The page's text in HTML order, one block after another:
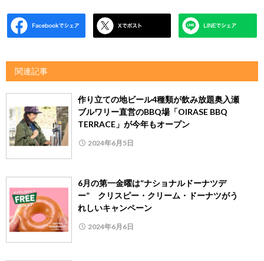
関連記事
作り立ての地ビール4種類が飲み放題奥入瀬
ブルワリー直営のBBQ場「OIRASE BBQ
TERRACE」が今年もオープン
2024年6月5日
6月の第一金曜は“ナショナルドーナツデ
ー” クリスピー・クリーム・ドーナツがう
れしいキャンペーン
2024年6月6日